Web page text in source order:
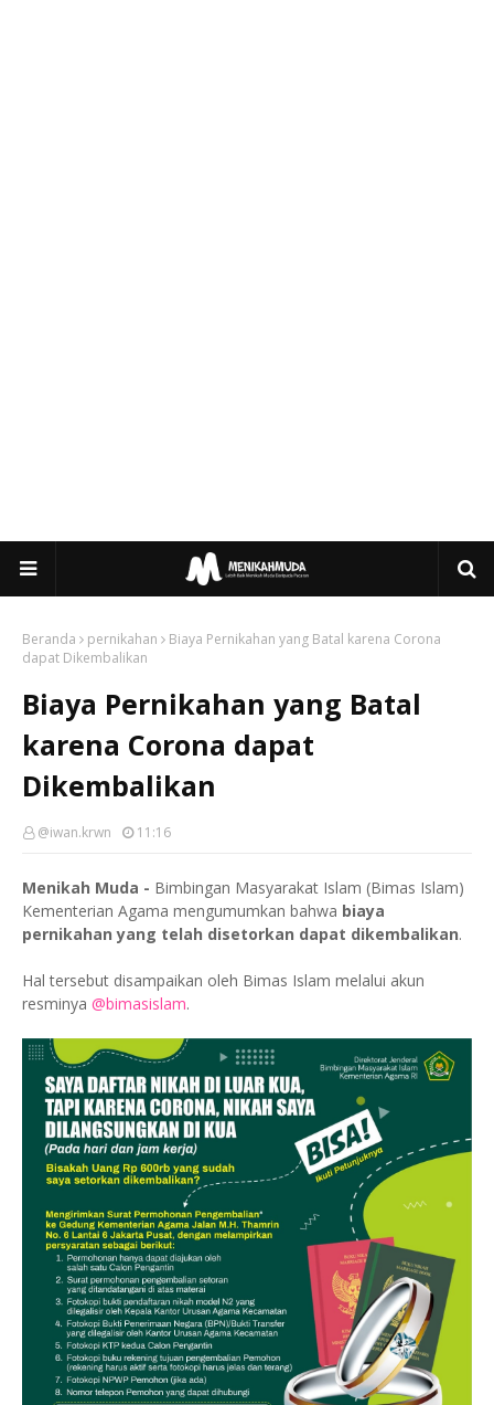
Beranda pernikahan
Biaya Pernikahan yang Batal karena Corona
dapat Dikembalikan
Biaya Pernikahan yang Batal
karena Corona dapat
Dikembalikan
@iwan.krwn 11:16
Menikah Muda - Bimbingan Masyarakat Islam (Bimas Islam)
Kementerian Agama mengumumkan bahwa biaya
pernikahan yang telah disetorkan dapat dikembalikan.
Hal tersebut disampaikan oleh Bimas Islam melalui akun
resminya @bimasislam.